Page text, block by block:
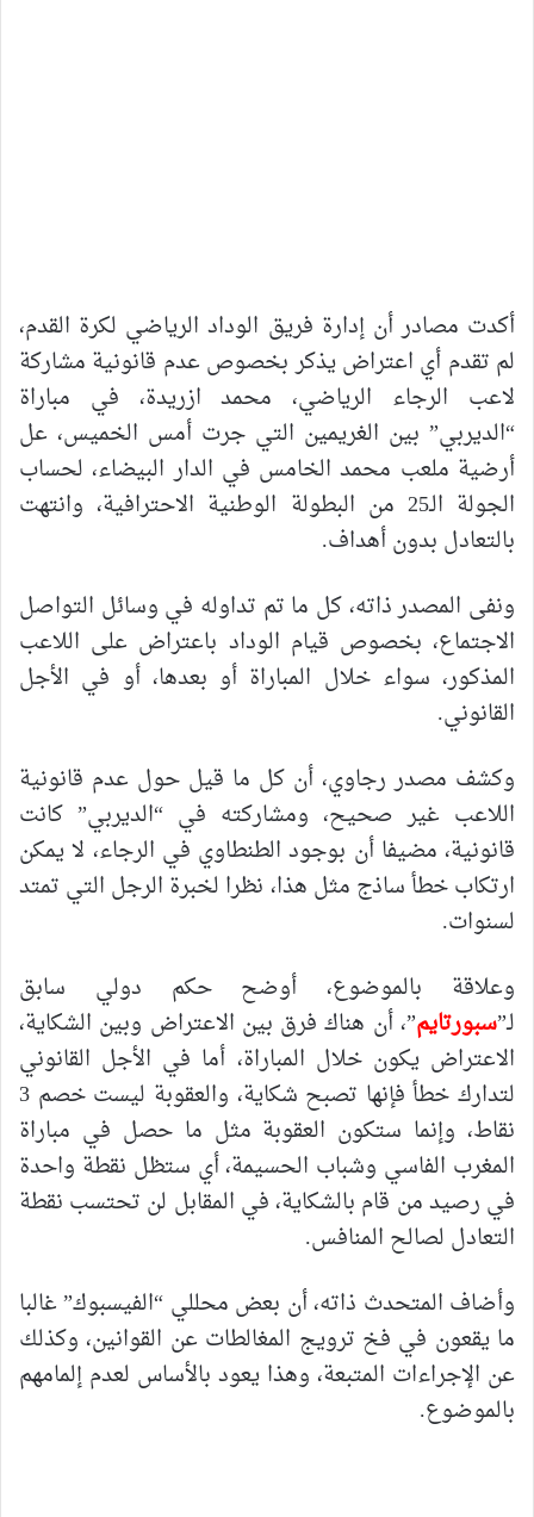
أكدت مصادر أن إدارة فريق الوداد الرياضي لكرة القدم،
لم تقدم أي اعتراض يذكر بخصوص عدم قانونية مشاركة
لاعب الرجاء الرياضي، محمد ازريدة، في مباراة
“الديربي” بين الغريمين التي جرت أمس الخميس، عل
أرضية ملعب محمد الخامس في الدار البيضاء، لحساب
الجولة الـ25 من البطولة الوطنية الاحترافية، وانتهت
بالتعادل بدون أهداف.
ونفى المصدر ذاته، كل ما تم تداوله في وسائل التواصل
الاجتماع، بخصوص قيام الوداد باعتراض على اللاعب
المذكور، سواء خلال المباراة أو بعدها، أو في الأجل
القانوني.
وكشف مصدر رجاوي، أن كل ما قيل حول عدم قانونية
اللاعب غير صحيح، ومشاركته في “الديربي” كانت
قانونية، مضيفا أن بوجود الطنطاوي في الرجاء، لا يمكن
ارتكاب خطأ ساذج مثل هذا، نظرا لخبرة الرجل التي تمتد
لسنوات.
وعلاقة بالموضوع، أوضح حكم دولي سابق
لـ”سبورتايم”، أن هناك فرق بين الاعتراض وبين الشكاية،
الاعتراض يكون خلال المباراة، أما في الأجل القانوني
لتدارك خطأ فإنها تصبح شكاية، والعقوبة ليست خصم 3
نقاط، وإنما ستكون العقوبة مثل ما حصل في مباراة
المغرب الفاسي وشباب الحسيمة، أي ستظل نقطة واحدة
في رصيد من قام بالشكاية، في المقابل لن تحتسب نقطة
التعادل لصالح المنافس.
وأضاف المتحدث ذاته، أن بعض محللي “الفيسبوك” غالبا
ما يقعون في فخ ترويج المغالطات عن القوانين، وكذلك
عن الإجراءات المتبعة، وهذا يعود بالأساس لعدم إلمامهم
بالموضوع.